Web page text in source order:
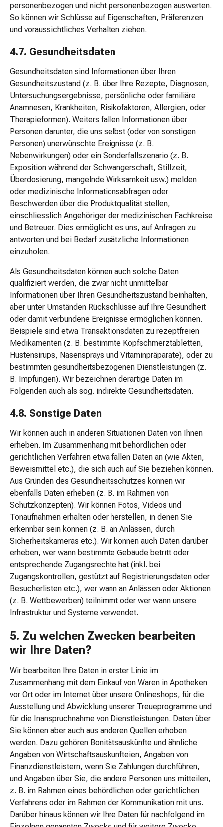
Haare
Spülungen
&
Bürsten
Kämme
Tönungen
&
Färbungen
Haarstyling
Haaröl
Haarwasser
Shampoo
Trockenshampoo
Schuppen
Haarstyling-
Tools
Intimpflege
Binden
Menstruationsunterwäsche
Intimpflegetücher
Waschlotions
&
Waschgels
Periodencup
Tampons
Für
den
Körper
Bodylotion
Hautpflege
Pflege
Dekolleté
Körperpeeling
Körperöl
Anti-
Cellulite
Crème
Seifen
Körperpuder
Duschmittel
Badeöle-
&
Seifen
Schwämme
Hand-
und
Fusspflege
&
Überlacke
Bimssteine
&
Schwämme
Fussbad
Fusscreme
&
-
lotion
Fusspuder
&
-
spray
Handcreme
&
personenbezogen und nicht personenbezogen auswerten.
So können wir Schlüsse auf Eigenschaften, Präferenzen
und voraussichtliches Verhalten ziehen.
4.7. Gesundheitsdaten
Gesundheitsdaten sind Informationen über Ihren
Gesundheitszustand (z. B. über Ihre Rezepte, Diagnosen,
Untersuchungsergebnisse, persönliche oder familiäre
Anamnesen, Krankheiten, Risikofaktoren, Allergien, oder
Therapieformen). Weiters fallen Informationen über
Personen darunter, die uns selbst (oder von sonstigen
Personen) unerwünschte Ereignisse (z. B.
Nebenwirkungen) oder ein Sonderfallszenario (z. B.
Exposition während der Schwangerschaft, Stillzeit,
Überdosierung, mangelnde Wirksamkeit usw.) melden
oder medizinische Informationsabfragen oder
Beschwerden über die Produktqualität stellen,
einschliesslich Angehöriger der medizinischen Fachkreise
und Betreuer. Dies ermöglicht es uns, auf Anfragen zu
antworten und bei Bedarf zusätzliche Informationen
einzuholen.
Als Gesundheitsdaten können auch solche Daten
qualifiziert werden, die zwar nicht unmittelbar
Informationen über Ihren Gesundheitszustand beinhalten,
aber unter Umständen Rückschlüsse auf Ihre Gesundheit
oder damit verbundene Ereignisse ermöglichen können.
Beispiele sind etwa Transaktionsdaten zu rezeptfreien
Medikamenten (z. B. bestimmte Kopfschmerztabletten,
Hustensirups, Nasensprays und Vitaminpräparate), oder zu
bestimmten gesundheitsbezogenen Dienstleistungen (z.
B. Impfungen). Wir bezeichnen derartige Daten im
Folgenden auch als sog. indirekte Gesundheitsdaten.
4.8. Sonstige Daten
Wir können auch in anderen Situationen Daten von Ihnen
erheben. Im Zusammenhang mit behördlichen oder
gerichtlichen Verfahren etwa fallen Daten an (wie Akten,
Beweismittel etc.), die sich auch auf Sie beziehen können.
Aus Gründen des Gesundheitsschutzes können wir
ebenfalls Daten erheben (z. B. im Rahmen von
Schutzkonzepten). Wir können Fotos, Videos und
Tonaufnahmen erhalten oder herstellen, in denen Sie
erkennbar sein können (z. B. an Anlässen, durch
Sicherheitskameras etc.). Wir können auch Daten darüber
erheben, wer wann bestimmte Gebäude betritt oder
entsprechende Zugangsrechte hat (inkl. bei
Zugangskontrollen, gestützt auf Registrierungsdaten oder
Besucherlisten etc.), wer wann an Anlässen oder Aktionen
(z. B. Wettbewerben) teilnimmt oder wer wann unsere
Infrastruktur und Systeme verwendet.
5. Zu welchen Zwecken bearbeiten
wir Ihre Daten?
Wir bearbeiten Ihre Daten in erster Linie im
Zusammenhang mit dem Einkauf von Waren in Apotheken
vor Ort oder im Internet über unsere Onlineshops, für die
Ausstellung und Abwicklung unserer Treueprogramme und
für die Inanspruchnahme von Dienstleistungen. Daten über
Sie können aber auch aus anderen Quellen erhoben
werden. Dazu gehören Bonitätsauskünfte und ähnliche
Angaben von Wirtschaftsauskunfteien, Angaben von
Finanzdienstleistern, wenn Sie Zahlungen durchführen,
und Angaben über Sie, die andere Personen uns mitteilen,
z. B. im Rahmen eines behördlichen oder gerichtlichen
Verfahrens oder im Rahmen der Kommunikation mit uns.
Darüber hinaus können wir Ihre Daten für nachfolgend im